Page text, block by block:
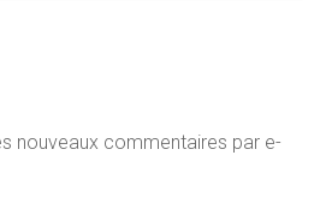
nouveaux commentaires par e-